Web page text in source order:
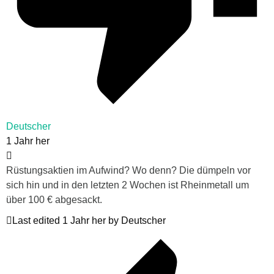
Deutscher
1 Jahr her
Rüstungsaktien im Aufwind? Wo denn? Die dümpeln vor
sich hin und in den letzten 2 Wochen ist Rheinmetall um
über 100 € abgesackt.
Last edited 1 Jahr her by Deutscher